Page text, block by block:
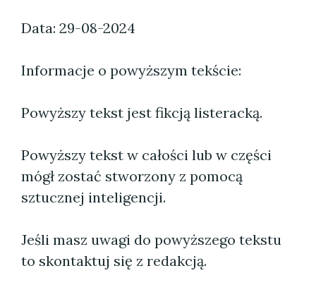
Data: 29-08-2024
Informacje o powyższym tekście:
Powyższy tekst jest fikcją listeracką.
Powyższy tekst w całości lub w części
mógł zostać stworzony z pomocą
sztucznej inteligencji.
Jeśli masz uwagi do powyższego tekstu
to skontaktuj się z redakcją.